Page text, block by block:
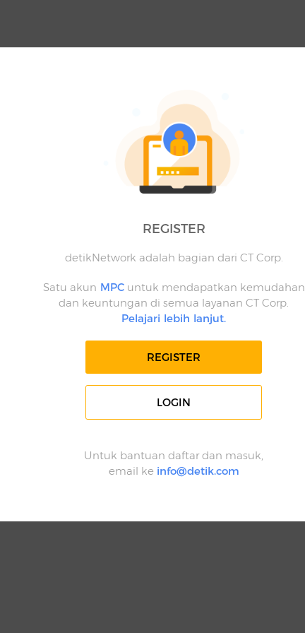
REGISTER
detikNetwork adalah bagian dari CT Corp.
Satu akun MPCuntuk mendapatkan kemudahan
dan keuntungan di semua layanan CT Corp.
Pelajari lebih lanjut.
REGISTER
LOGIN
Untuk bantuan daftar dan masuk,
email ke info@detik.com